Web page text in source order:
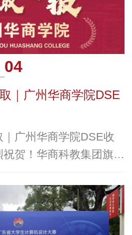
示从众多参赛队伍
04
｜广州华商学院DSE
广州华商学院DSE收
贺！华商科教集团旗下
际化办学、深耕粤港澳
要里程碑，本年度我校
凭考试（DSE）招生